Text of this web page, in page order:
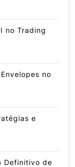
no Trading
no
e
Definitivo de